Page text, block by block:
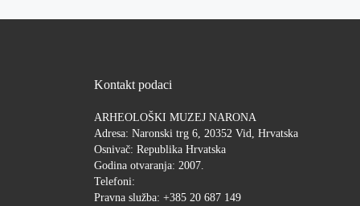
Kontakt podaci
ARHEOLOŠKI MUZEJ NARONA
Adresa: Naronski trg 6, 20352 Vid, Hrvatska
Osnivač: Republika Hrvatska
Godina otvaranja: 2007.
Telefoni:
Pravna služba: +385 20 687 149